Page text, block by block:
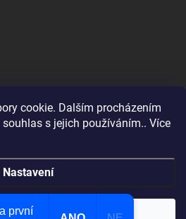
cookie. Dalším procházením
s jejich používáním.. Více
Nastavení
. Všechna práva vyhrazena.
první